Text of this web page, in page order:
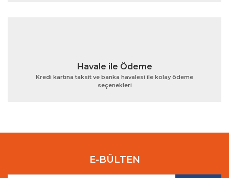
Havale ile Ödeme
Kredi kartına taksit ve banka havalesi ile kolay ödeme
seçenekleri
E-BÜLTEN